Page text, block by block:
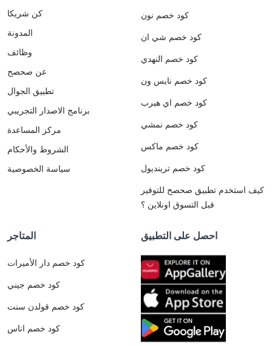
كن شريكا
المدونة
وظائف
عن صحصح
تطبيق الجوال
برنامج الاصدار التجريبي
مركز المساعدة
الشروط والأحكام
سياسة الخصوصية
كود خصم نون
كود خصم شي ان
كود خصم النهدي
كود خصم نايس ون
كود خصم اي هيرب
كود خصم نمشي
كود خصم ماكس
كود خصم ترينديول
كيف استخدم تطبيق صحصح للتوفير
قبل التسوق اونلاين ؟
المتاجر
كود خصم دار الأميرات
كود خصم جيني
كود خصم قولدن سنت
كود خصم اناس
احصل على التطبيق